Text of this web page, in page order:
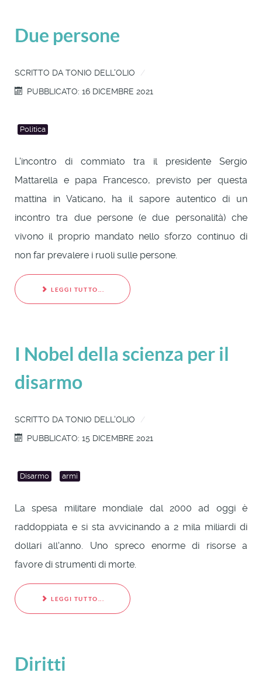
Due persone
SCRITTO DA TONIO DELL'OLIO
PUBBLICATO: 16 DICEMBRE 2021
Politica
L'incontro di commiato tra il presidente Sergio
Mattarella e papa Francesco, previsto per questa
mattina in Vaticano, ha il sapore autentico di un
incontro tra due persone (e due personalità) che
vivono il proprio mandato nello sforzo continuo di
non far prevalere i ruoli sulle persone.
LEGGI TUTTO...
I Nobel della scienza per il
disarmo
SCRITTO DA TONIO DELL'OLIO
PUBBLICATO: 15 DICEMBRE 2021
Disarmo armi
La spesa militare mondiale dal 2000 ad oggi è
raddoppiata e si sta avvicinando a 2 mila miliardi di
dollari all'anno. Uno spreco enorme di risorse a
favore di strumenti di morte.
LEGGI TUTTO...
Diritti